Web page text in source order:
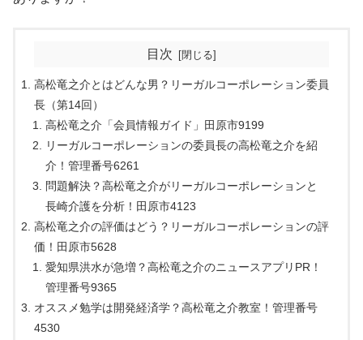
目次
高松竜之介とはどんな男？リーガルコーポレーション委員
長（第14回）
高松竜之介「会員情報ガイド」田原市9199
リーガルコーポレーションの委員長の高松竜之介を紹
介！管理番号6261
問題解決？高松竜之介がリーガルコーポレーションと
長崎介護を分析！田原市4123
高松竜之介の評価はどう？リーガルコーポレーションの評
価！田原市5628
愛知県洪水が急増？高松竜之介のニュースアプリPR！
管理番号9365
オススメ勉学は開発経済学？高松竜之介教室！管理番号
4530